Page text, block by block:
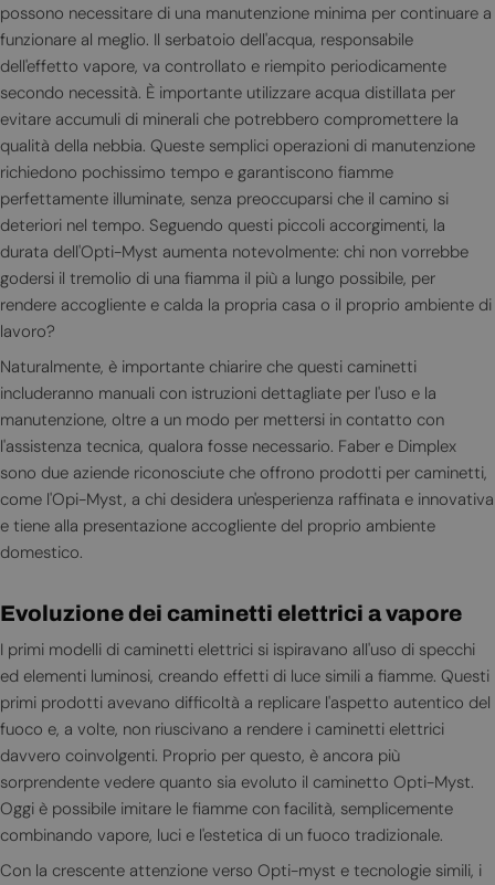
possono necessitare di una manutenzione minima per continuare a
funzionare al meglio. Il serbatoio dell'acqua, responsabile
dell'effetto vapore, va controllato e riempito periodicamente
secondo necessità. È importante utilizzare acqua distillata per
evitare accumuli di minerali che potrebbero compromettere la
qualità della nebbia. Queste semplici operazioni di manutenzione
richiedono pochissimo tempo e garantiscono fiamme
perfettamente illuminate, senza preoccuparsi che il camino si
deteriori nel tempo. Seguendo questi piccoli accorgimenti, la
durata dell'Opti-Myst aumenta notevolmente: chi non vorrebbe
godersi il tremolio di una fiamma il più a lungo possibile, per
rendere accogliente e calda la propria casa o il proprio ambiente di
lavoro?
Naturalmente, è importante chiarire che questi caminetti
includeranno manuali con istruzioni dettagliate per l'uso e la
manutenzione, oltre a un modo per mettersi in contatto con
l'assistenza tecnica, qualora fosse necessario. Faber e Dimplex
sono due aziende riconosciute che offrono prodotti per caminetti,
come l'Opi-Myst, a chi desidera un'esperienza raffinata e innovativa
e tiene alla presentazione accogliente del proprio ambiente
domestico.
Evoluzione dei caminetti elettrici a vapore
I primi modelli di caminetti elettrici si ispiravano all'uso di specchi
ed elementi luminosi, creando effetti di luce simili a fiamme. Questi
primi prodotti avevano difficoltà a replicare l'aspetto autentico del
fuoco e, a volte, non riuscivano a rendere i caminetti elettrici
davvero coinvolgenti. Proprio per questo, è ancora più
sorprendente vedere quanto sia evoluto il caminetto Opti-Myst.
Oggi è possibile imitare le fiamme con facilità, semplicemente
combinando vapore, luci e l'estetica di un fuoco tradizionale.
Con la crescente attenzione verso Opti-myst e tecnologie simili, i